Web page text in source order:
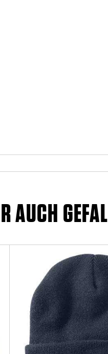
AUCH